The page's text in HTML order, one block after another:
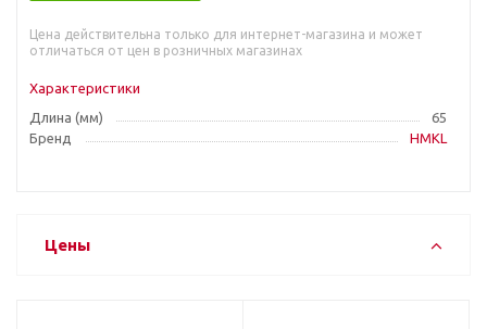
Цена действительна только для интернет-магазина и может
отличаться от цен в розничных магазинах
Характеристики
Длина (мм)
65
Бренд
HMKL
Цены